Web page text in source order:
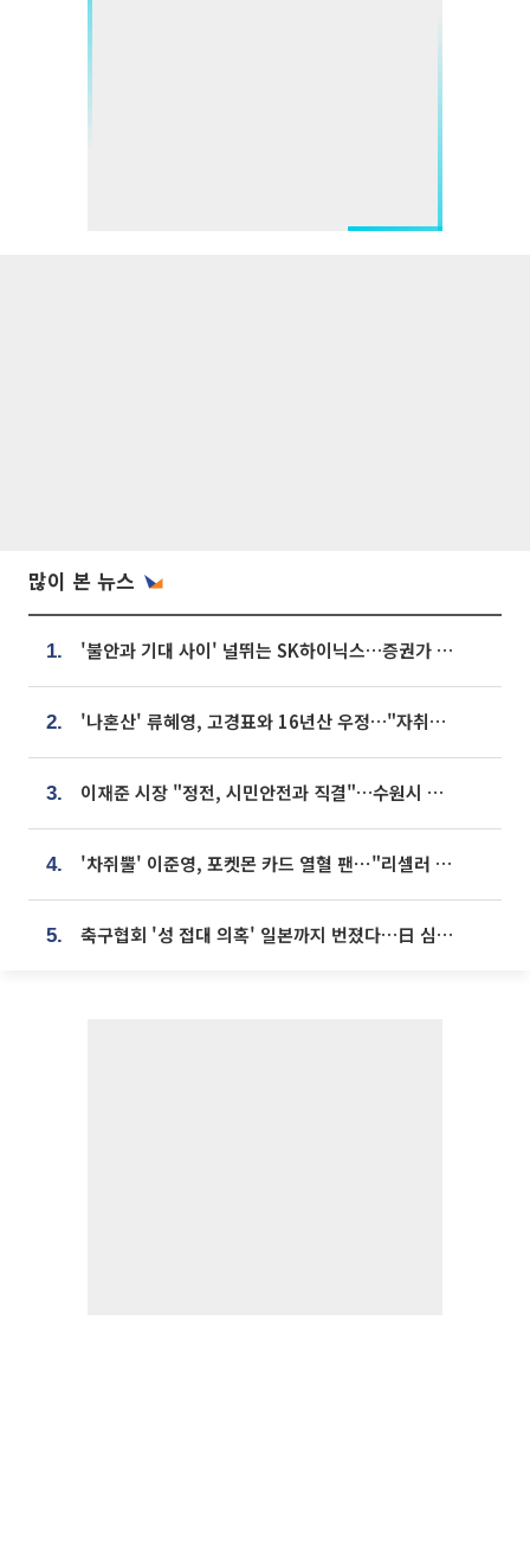
많이 본 뉴스
1. '불안과 기대 사이' 널뛰는 SK하이닉스…증권가 "HBM4·LTA 기반 펀터멘털 견고"
2. '나혼산' 류혜영, 고경표와 16년산 우정…"자취방서 부모님과 마주쳐"
3. 이재준 시장 "정전, 시민안전과 직결"…수원시 비상대응체계 가동
4. '차쥐뿔' 이준영, 포켓몬 카드 열혈 팬⋯"리셀러 처단할 것"
5. 축구협회 '성 접대 의혹' 일본까지 번졌다…日 심판 실명 공개